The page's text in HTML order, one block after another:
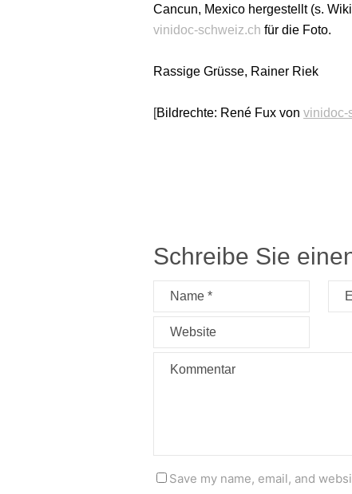
Cancun, Mexico hergestellt (s.
vinidoc-schweiz.ch für die Foto.
Rassige Grüsse, Rainer Riek
[Bildrechte: René Fux von vinidoc-
Schreibe Sie
Save my name, email, and